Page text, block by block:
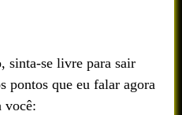
sinta-se livre para sair
pontos que eu falar agora
você: